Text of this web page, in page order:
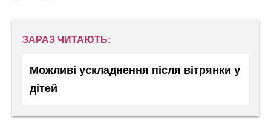
ЗАРАЗ ЧИТАЮТЬ:
Можливі ускладнення після вітрянки у
дітей